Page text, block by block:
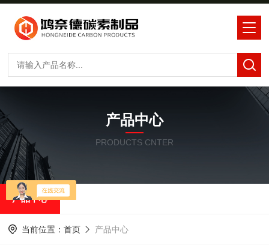
产品中心
PRODUCTS CNTER
产品中心
当前位置： 首页 产品中心